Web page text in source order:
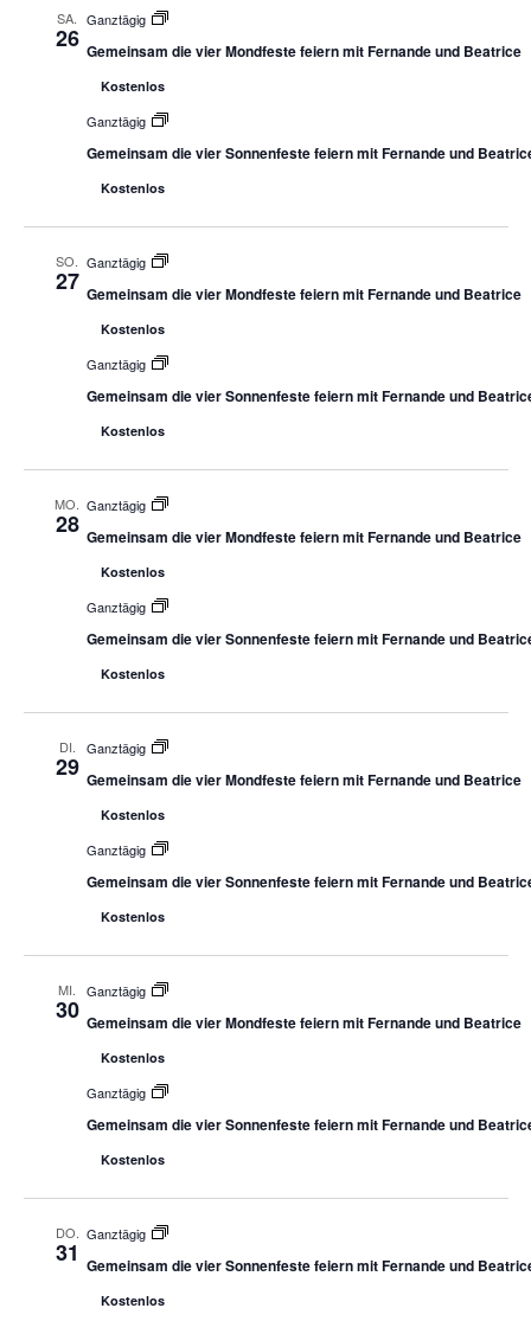
SA.
26
Ganztägig
Gemeinsam die vier Mondfeste feiern mit Fernande und Beatrice
Kostenlos
Ganztägig
Gemeinsam die vier Sonnenfeste feiern mit Fernande und
Kostenlos
SO.
27
Ganztägig
Gemeinsam die vier Mondfeste feiern mit Fernande und Beatrice
Kostenlos
Ganztägig
Gemeinsam die vier Sonnenfeste feiern mit Fernande und
Kostenlos
MO.
28
Ganztägig
Gemeinsam die vier Mondfeste feiern mit Fernande und Beatrice
Kostenlos
Ganztägig
Gemeinsam die vier Sonnenfeste feiern mit Fernande und
Kostenlos
DI.
29
Ganztägig
Gemeinsam die vier Mondfeste feiern mit Fernande und Beatrice
Kostenlos
Ganztägig
Gemeinsam die vier Sonnenfeste feiern mit Fernande und
Kostenlos
MI.
30
Ganztägig
Gemeinsam die vier Mondfeste feiern mit Fernande und Beatrice
Kostenlos
Ganztägig
Gemeinsam die vier Sonnenfeste feiern mit Fernande und
Kostenlos
DO.
31
Ganztägig
Gemeinsam die vier Sonnenfeste feiern mit Fernande und
Kostenlos